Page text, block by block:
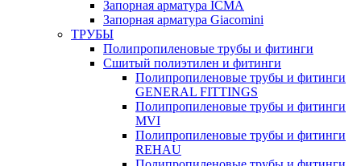
Запорная арматура ICMA
Запорная арматура Giacomini
ТРУБЫ
Полипропиленовые трубы и фитинги
Сшитый полиэтилен и фитинги
Полипропиленовые трубы и фитинги
GENERAL FITTINGS
Полипропиленовые трубы и фитинги
MVI
Полипропиленовые трубы и фитинги
REHAU